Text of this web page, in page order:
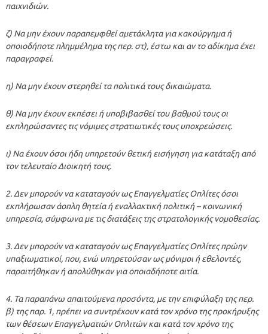
παιχνιδιών.
ζ) Να μην έχουν παραπεμφθεί αμετάκλητα για κακούργημα ή
οποιοδήποτε πλημμέλημα της περ. στ), έστω και αν το αδίκημα έχει
παραγραφεί.
η) Να μην έχουν στερηθεί τα πολιτικά τους δικαιώματα.
θ) Να μην έχουν εκπέσει ή υποβιβασθεί του βαθμού τους οι
εκπληρώσαντες τις νόμιμες στρατιωτικές τους υποχρεώσεις.
ι) Να έχουν όσοι ήδη υπηρετούν θετική εισήγηση για κατάταξη από
τον τελευταίο Διοικητή τους.
2. Δεν μπορούν να καταταγούν ως Επαγγελματίες Οπλίτες όσοι
εκπλήρωσαν άοπλη θητεία ή εναλλακτική πολιτική – κοινωνική
υπηρεσία, σύμφωνα με τις διατάξεις της στρατολογικής νομοθεσίας.
3. Δεν μπορούν να καταταγούν ως Επαγγελματίες Οπλίτες πρώην
υπαξιωματικοί, που, ενώ υπηρετούσαν ως μόνιμοι ή εθελοντές,
παραιτήθηκαν ή απολύθηκαν για οποιαδήποτε αιτία.
4. Τα παραπάνω απαιτούμενα προσόντα, με την επιφύλαξη της περ.
β) της παρ. 1, πρέπει να συντρέχουν κατά τον χρόνο της προκήρυξης
των θέσεων Επαγγελματιών Οπλιτών και κατά τον χρόνο της